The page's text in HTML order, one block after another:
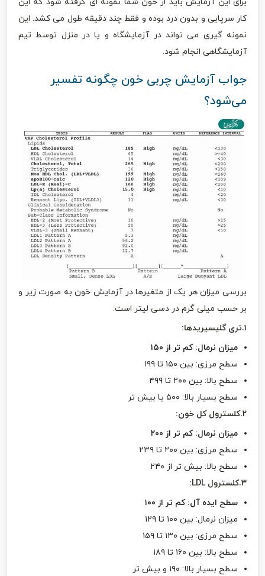
برای این آزمایش باید از خون شما نمونه ای گرفته شود که این
کار سرپایی و بدون درد بوده و فقط چند دقیقه طول می کشد. این
نمونه گیری می تواند در آزمایشگاه و یا در منزل توسط تیم
آزمایشگاهی انجام شود.
جواب آزمایش چربی خون چگونه تفسیر
می‌شود؟
بررسی میزان هر یک از متغیرها در آزمایش خون به صورت زیر و
بر حسب میلی گرم در دسی لیتر است:
۱.تری گلیسیریدها:
میزان نرمال: کم تر از ۱۵۰
سطح مرزی: بین ۱۵۰ تا ۱۹۹
سطح بالا: بین ۲۰۰ تا ۴۹۹
سطح بسیار بالا: ۵۰۰ یا بیش تر
۲.کلسترول کل خون:
میزان نرمال: کم تر از ۲۰۰
سطح مرزی: بین ۲۰۰ تا ۲۳۹
سطح بالا: بیش تر از ۲۴۰
۳.کلسترول
LDL
:
سطح ایده آل: کم تر از ۱۰۰
میزان نرمال: بین ۱۰۰ تا ۱۲۹
سطح مرزی: بین ۱۳۰ تا ۱۵۹
سطح بالا: بین ۱۶۰ تا ۱۸۹
سطح بسیار بالا: ۱۹۰ و بیش تر